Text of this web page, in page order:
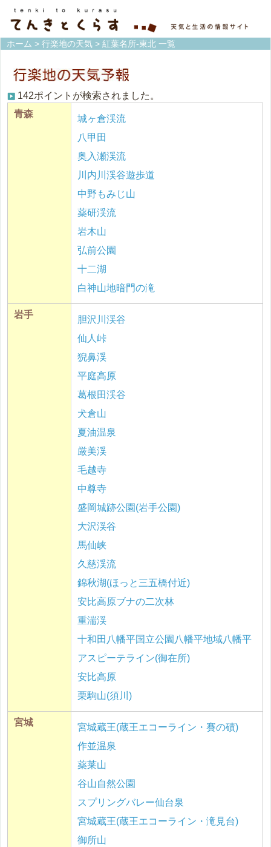
ホーム > 行楽地の天気 > 紅葉名所-東北 一覧
142ポイントが検索されました。
青森
城ヶ倉渓流
八甲田
奥入瀬渓流
川内川渓谷遊歩道
中野もみじ山
薬研渓流
岩木山
弘前公園
十二湖
白神山地暗門の滝
岩手
胆沢川渓谷
仙人峠
猊鼻渓
平庭高原
葛根田渓谷
犬倉山
夏油温泉
厳美渓
毛越寺
中尊寺
盛岡城跡公園(岩手公園)
大沢渓谷
馬仙峡
久慈渓流
錦秋湖(ほっと三五橋付近)
安比高原ブナの二次林
重湍渓
十和田八幡平国立公園八幡平地域八幡平
アスピーテライン(御在所)
安比高原
栗駒山(須川)
宮城
宮城蔵王(蔵王エコーライン・賽の磧)
作並温泉
薬莱山
谷山自然公園
スプリングバレー仙台泉
宮城蔵王(蔵王エコーライン・滝見台)
御所山